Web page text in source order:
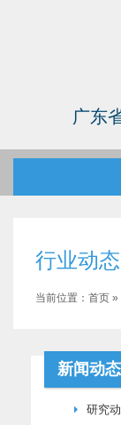
广东
行业动态
当前位置： 首页 »
新闻动态
研究